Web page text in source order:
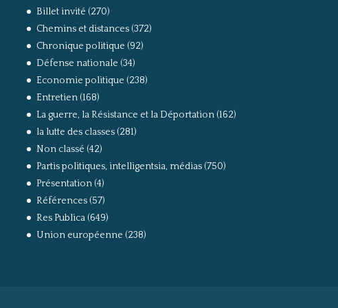
Billet invité (270)
Chemins et distances(372)
Chronique politique (92)
Défense nationale (34)
Economie politique (238)
Entretien(168)
La guerre, la Résistance et la Déportation(162)
la lutte des classes(281)
Non classé (42)
Partis politiques, intelligentsia, médias(750)
Présentation(4)
Références(57)
Res Publica(649)
Union européenne (238)